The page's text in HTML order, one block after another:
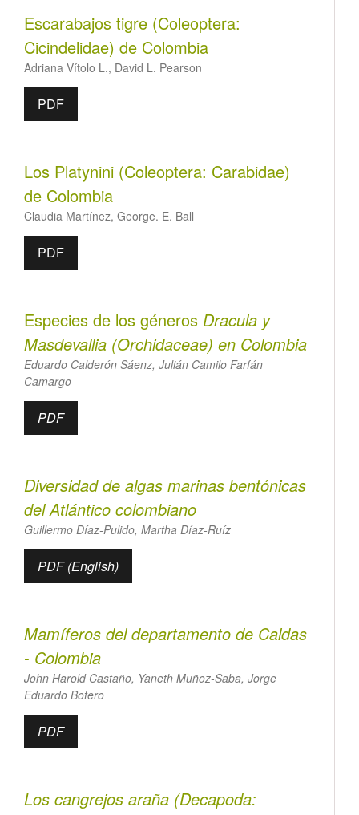
Escarabajos tigre (Coleoptera:
Cicindelidae) de Colombia
Adriana Vítolo L., David L. Pearson
PDF
Los Platynini (Coleoptera: Carabidae)
de Colombia
Claudia Martínez, George. E. Ball
PDF
Especies de los géneros Dracula y
Masdevallia (Orchidaceae) en Colombia
Eduardo Calderón Sáenz, Julián Camilo Farfán
Camargo
PDF
Diversidad de algas marinas bentónicas
del Atlántico colombiano
Guillermo Díaz-Pulido, Martha Díaz-Ruíz
PDF (English)
Mamíferos del departamento de Caldas
- Colombia
John Harold Castaño, Yaneth Muñoz-Saba, Jorge
Eduardo Botero
PDF
Los cangrejos araña (Decapoda: